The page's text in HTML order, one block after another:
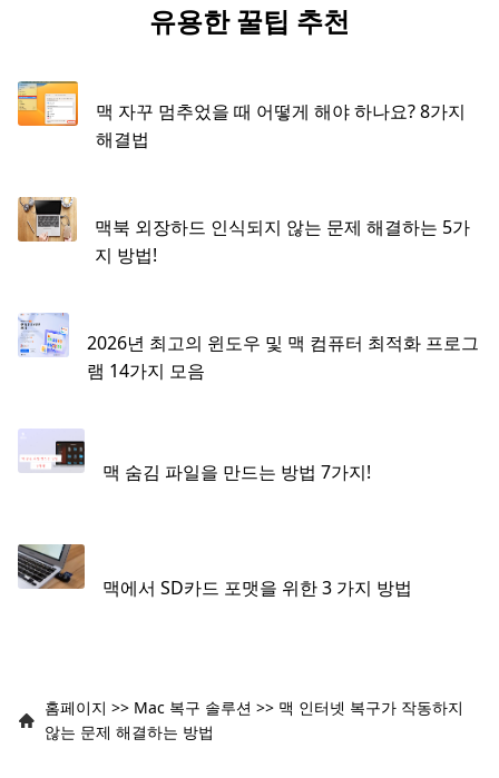
유용한 꿀팁 추천
맥 자꾸 멈추었을 때 어떻게 해야 하나요? 8가지
해결법
맥북 외장하드 인식되지 않는 문제 해결하는 5가
지 방법!
2026년 최고의 윈도우 및 맥 컴퓨터 최적화 프로그
램 14가지 모음
맥 숨김 파일을 만드는 방법 7가지!
맥에서 SD카드 포맷을 위한 3 가지 방법
홈페이지 >> Mac 복구 솔루션 >> 맥 인터넷 복구가 작동하지
않는 문제 해결하는 방법